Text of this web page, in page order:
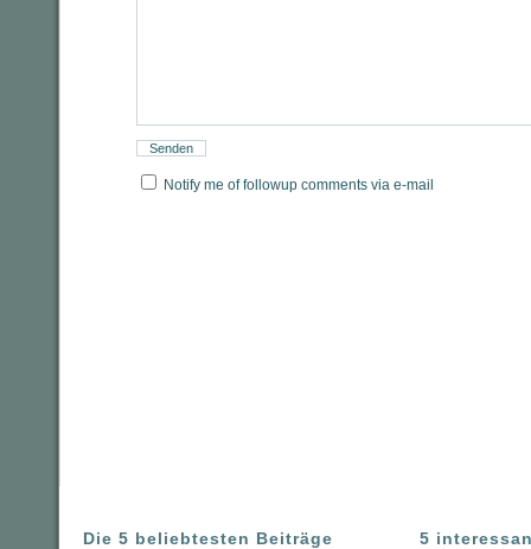
Notify me of followup comments via e-mail
Die 5 beliebtesten Beiträge 5